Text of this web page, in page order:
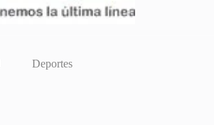
Deportes